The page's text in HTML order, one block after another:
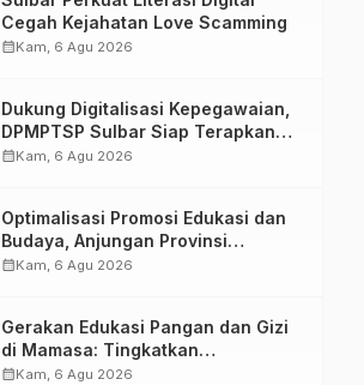
Cegah Kejahatan Love Scamming
calendar_monthKam, 6 Agu 2026
Dukung Digitalisasi Kepegawaian,
DPMPTSP Sulbar Siap Terapkan
Aplikasi FLEKSI ASN
calendar_monthKam, 6 Agu 2026
Optimalisasi Promosi Edukasi dan
Budaya, Anjungan Provinsi
Sulawesi Barat Perkuat Kolaborasi
calendar_monthKam, 6 Agu 2026
Gerakan Edukasi Pangan dan Gizi
di Mamasa: Tingkatkan
Pengetahuan dan Keterampilan
calendar_monthKam, 6 Agu 2026